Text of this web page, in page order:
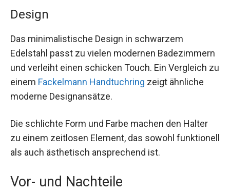
Design
Das minimalistische Design in schwarzem
Edelstahl passt zu vielen modernen Badezimmern
und verleiht einen schicken Touch. Ein Vergleich zu
einem Fackelmann Handtuchring zeigt ähnliche
moderne Designansätze.
Die schlichte Form und Farbe machen den Halter
zu einem zeitlosen Element, das sowohl funktionell
als auch ästhetisch ansprechend ist.
Vor- und Nachteile